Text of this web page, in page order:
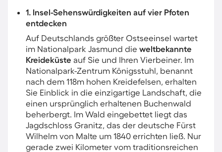
1. Insel-Sehenswürdigkeiten auf vier Pfoten
entdecken
Auf Deutschlands größter Ostseeinsel wartet
im Nationalpark Jasmund die weltbekannte
Kreideküste auf Sie und Ihren Vierbeiner. Im
Nationalpark-Zentrum Königsstuhl, benannt
nach dem 118m hohen Kreidefelsen, erhalten
Sie Einblick in die einzigartige Landschaft, die
einen ursprünglich erhaltenen Buchenwald
beherbergt. Im Wald eingebettet liegt das
Jagdschloss Granitz, das der deutsche Fürst
Wilhelm von Malte um 1840 errichten ließ. Nur
gerade zwei Kilometer vom traditionsreichen